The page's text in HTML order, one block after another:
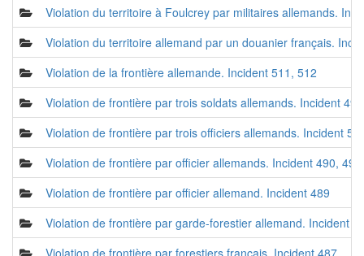
Violation du territoire à Foulcrey par militaires allemands.
Violation du territoire allemand par un douanier français.
Violation de la frontière allemande. Incident 511, 512
Violation de frontière par trois soldats allemands. Incident 493
Violation de frontière par trois officiers allemands. Incident
Violation de frontière par officier allemands. Incident 490,
Violation de frontière par officier allemand. Incident 489
Violation de frontière par garde-forestier allemand. Incident
Violation de frontière par forestiers français. Incident 487